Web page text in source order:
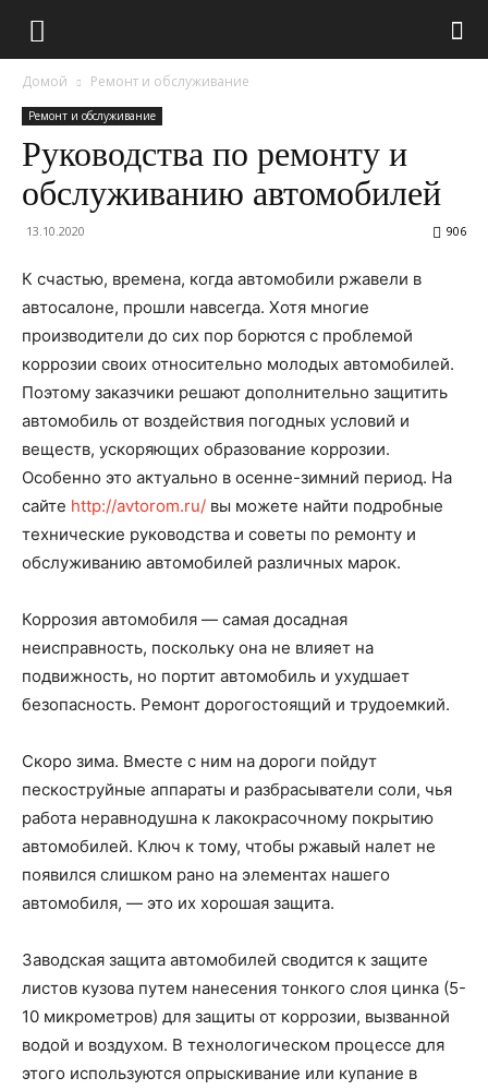
Домой Ремонт и обслуживание
Ремонт и обслуживание
Руководства по ремонту и
обслуживанию автомобилей
13.10.2020 906
К счастью, времена, когда автомобили ржавели в
автосалоне, прошли навсегда. Хотя многие
производители до сих пор борются с проблемой
коррозии своих относительно молодых автомобилей.
Поэтому заказчики решают дополнительно защитить
автомобиль от воздействия погодных условий и
веществ, ускоряющих образование коррозии.
Особенно это актуально в осенне-зимний период. На
сайте http://avtorom.ru/ вы можете найти подробные
технические руководства и советы по ремонту и
обслуживанию автомобилей различных марок.
Коррозия автомобиля — самая досадная
неисправность, поскольку она не влияет на
подвижность, но портит автомобиль и ухудшает
безопасность. Ремонт дорогостоящий и трудоемкий.
Скоро зима. Вместе с ним на дороги пойдут
пескоструйные аппараты и разбрасыватели соли, чья
работа неравнодушна к лакокрасочному покрытию
автомобилей. Ключ к тому, чтобы ржавый налет не
появился слишком рано на элементах нашего
автомобиля, — это их хорошая защита.
Заводская защита автомобилей сводится к защите
листов кузова путем нанесения тонкого слоя цинка (5-
10 микрометров) для защиты от коррозии, вызванной
водой и воздухом. В технологическом процессе для
этого используются опрыскивание или купание в